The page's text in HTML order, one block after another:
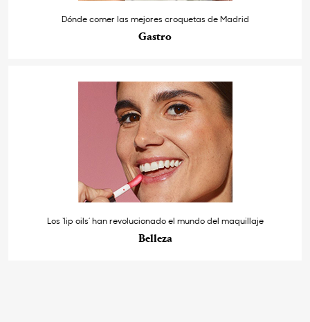
Dónde comer las mejores croquetas de Madrid
Gastro
Los ‘lip oils’ han revolucionado el mundo del maquillaje
Belleza